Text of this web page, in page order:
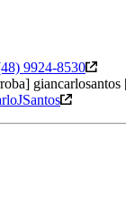
9924-8530